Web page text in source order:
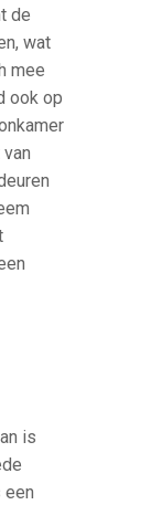
de
wat
mee
ook op
is
een